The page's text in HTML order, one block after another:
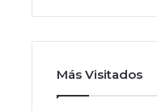
Más Visitados